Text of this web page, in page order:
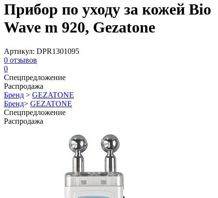
Прибор по уходу за кожей Bio
Wave m 920, Gezatone
Артикул: DPR1301095
0 отзывов
0
Спецпредложение
Распродажа
Бренд > GEZATONE
Бренд> GEZATONE
Спецпредложение
Распродажа